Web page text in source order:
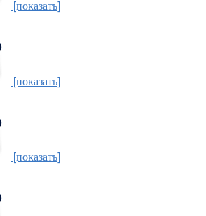
[показать]
[показать]
[показать]